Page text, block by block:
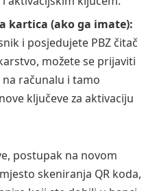
kartica (ako ga imate):
i posjedujete PBZ čitač
možete se prijaviti
računalu i tamo
ključeve za aktivaciju
postupak na novom
skeniranja QR koda,